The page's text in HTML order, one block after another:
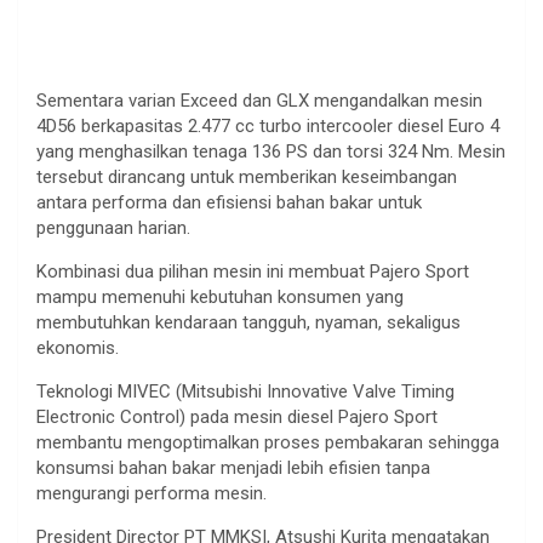
Sementara varian Exceed dan GLX mengandalkan mesin
4D56 berkapasitas 2.477 cc turbo intercooler diesel Euro 4
yang menghasilkan tenaga 136 PS dan torsi 324 Nm. Mesin
tersebut dirancang untuk memberikan keseimbangan
antara performa dan efisiensi bahan bakar untuk
penggunaan harian.
Kombinasi dua pilihan mesin ini membuat Pajero Sport
mampu memenuhi kebutuhan konsumen yang
membutuhkan kendaraan tangguh, nyaman, sekaligus
ekonomis.
Teknologi MIVEC (Mitsubishi Innovative Valve Timing
Electronic Control) pada mesin diesel Pajero Sport
membantu mengoptimalkan proses pembakaran sehingga
konsumsi bahan bakar menjadi lebih efisien tanpa
mengurangi performa mesin.
President Director PT MMKSI, Atsushi Kurita mengatakan